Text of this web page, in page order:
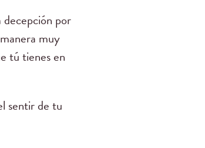
decepción por
muy
tú tienes en
sentir de tu